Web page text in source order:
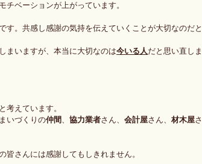
チベーションが上がっています。
す。共感し感謝の気持を伝えていくことが大切なのだと
まいますが、本当に大切なのは今いる人だと思い直しま
考えています。
いづくりの仲間 、 協力業者さん、 会計屋さん、 材木屋
皆さんには感謝してもしきれません。